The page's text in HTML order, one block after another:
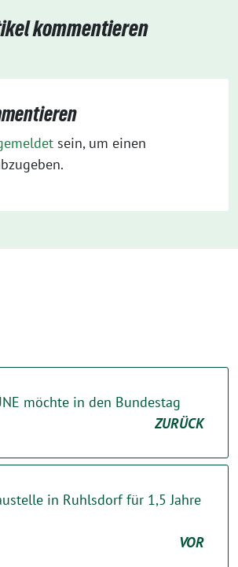
kommentieren
sein, um einen
möchte in den Bundestag
ZURÜCK
in Ruhlsdorf für 1,5 Jahre
VOR